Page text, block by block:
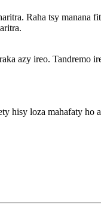
Raha tsy manana
azy ireo. Tandremo
hisy loza mahafaty ho